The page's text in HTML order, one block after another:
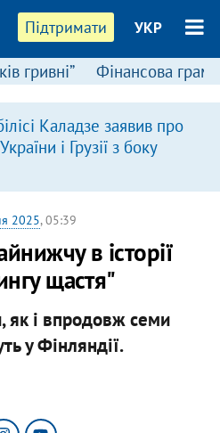
Підтримати УКР
гривні” Фінансова
Каладзе заявив про
і Грузії з боку
2025, 05:39
в історії
щастя"
як і впродовж семи
у Фінляндії.